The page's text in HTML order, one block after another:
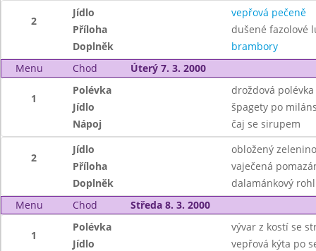
2
Jídlo
vepřová pečeně
Příloha
dušené fazolové
Doplněk
brambory
Menu
Chod Úterý 7. 3. 2000
1
Polévka
droždová polévka
Jídlo
špagety po
Nápoj
čaj se sirupem
2
Jídlo
obložený
Příloha
vaječená
Doplněk
dalamánkový
Menu
Chod Středa 8. 3. 2000
1
Polévka
vývar z kostí se
Jídlo
vepřová kýta po